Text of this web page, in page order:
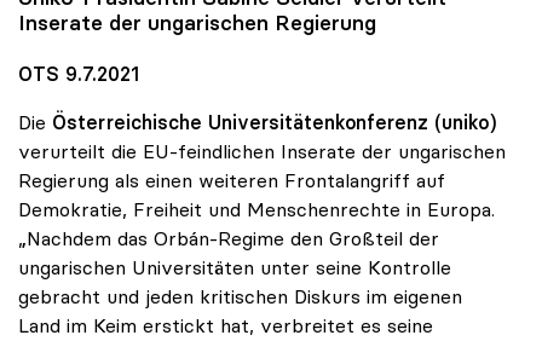
Inserate der ungarischen Regierung
OTS 9.7.2021
Die Österreichische Universitätenkonferenz (uniko)
verurteilt die EU-feindlichen Inserate der ungarischen
Regierung als einen weiteren Frontalangriff auf
Demokratie, Freiheit und Menschenrechte in Europa.
„Nachdem das Orbán-Regime den Großteil der
ungarischen Universitäten unter seine Kontrolle
gebracht und jeden kritischen Diskurs im eigenen
Land im Keim erstickt hat, verbreitet es seine